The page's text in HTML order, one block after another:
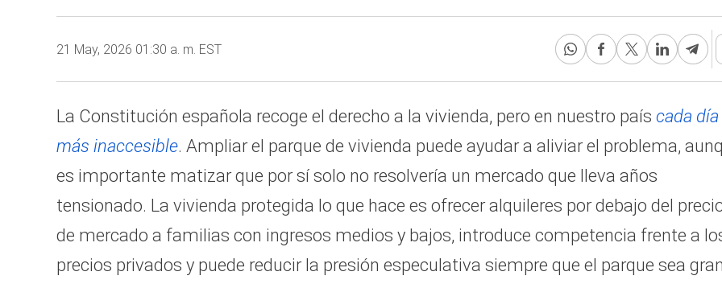
21 May, 2026 01:30 a. m. EST
La Constitución española recoge el derecho a la vivienda, pero en nuestro país cada
más inaccesible. Ampliar el parque de vivienda puede ayudar a aliviar el problema,
es importante matizar que por sí solo no resolvería un mercado que lleva años
tensionado. La vivienda protegida lo que hace es ofrecer alquileres por debajo del
de mercado a familias con ingresos medios y bajos, introduce competencia frente a
precios privados y puede reducir la presión especulativa siempre que el parque sea